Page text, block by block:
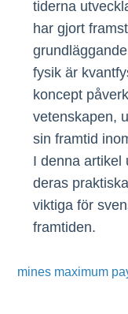
tiderna
har gjort
fysik är
koncept
vetenskapen,
sin framtid
I denna artikel
deras
viktiga för
framtiden.
mines maximum